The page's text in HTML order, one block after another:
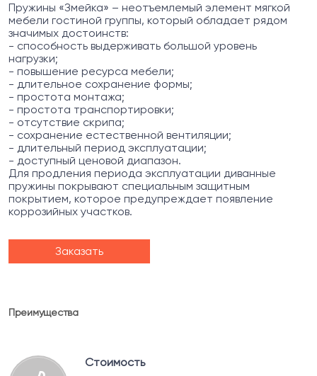
Пружины «Змейка» – неотъемлемый элемент мягкой
мебели гостиной группы, который обладает рядом
значимых достоинств:
- способность выдерживать большой уровень
нагрузки;
- повышение ресурса мебели;
- длительное сохранение формы;
- простота монтажа;
- простота транспортировки;
- отсутствие скрипа;
- сохранение естественной вентиляции;
- длительный период эксплуатации;
- доступный ценовой диапазон.
Для продления периода эксплуатации диванные
пружины покрывают специальным защитным
покрытием, которое предупреждает появление
коррозийных участков.
Заказать
Преимущества
Стоимость